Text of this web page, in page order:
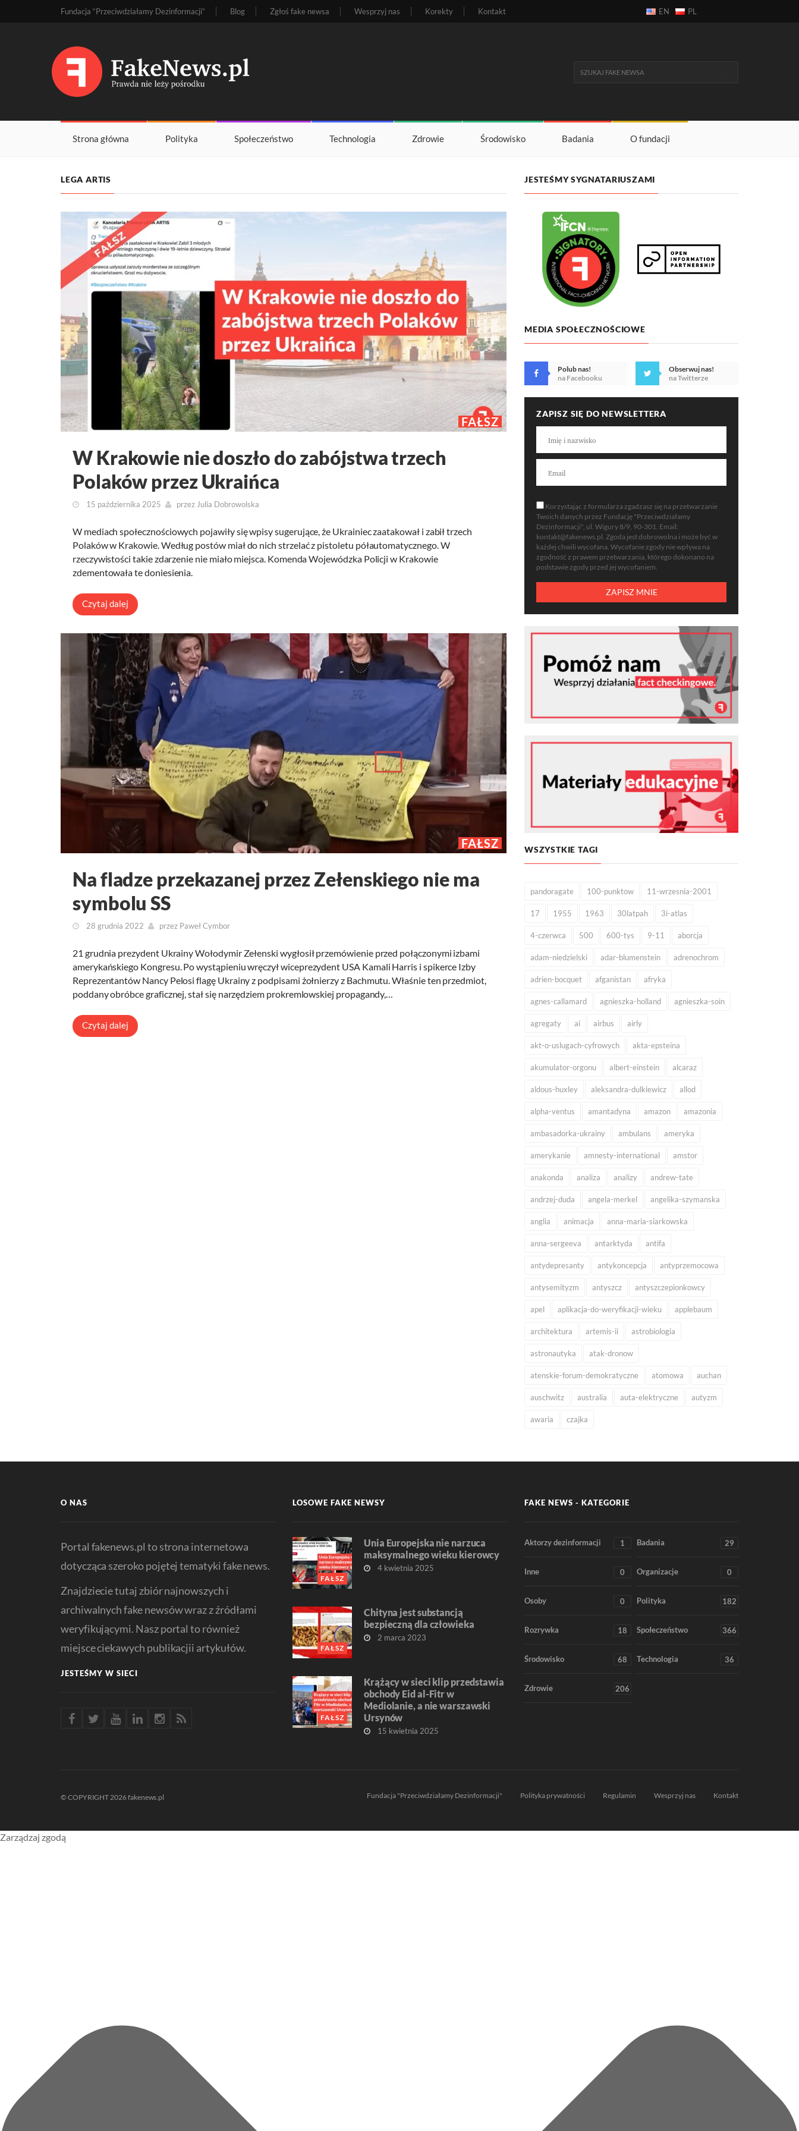
Fundacja “Przeciwdziałamy Dezinformacji” Blog Zgłoś fake newsa Wesprzyj nas Korekty Kontakt EN PL
Strona główna Polityka Społeczeństwo Technologia Zdrowie Środowisko Badania O fundacji
LEGA ARTIS
FAŁSZ
W Krakowie nie doszło do zabójstwa trzech
Polaków przez Ukraińca
15 października 2025 przez Julia Dobrowolska
W mediach społecznościowych pojawiły się wpisy sugerujące, że Ukrainiec zaatakował i zabił trzech
Polaków w Krakowie. Według postów miał do nich strzelać z pistoletu półautomatycznego. W
rzeczywistości takie zdarzenie nie miało miejsca. Komenda Wojewódzka Policji w Krakowie
zdementowała te doniesienia.
Czytaj dalej
FAŁSZ
Na fladze przekazanej przez Zełenskiego nie ma
symbolu SS
28 grudnia 2022 przez Paweł Cymbor
21 grudnia prezydent Ukrainy Wołodymir Zełenski wygłosił przemówienie przed połączonymi izbami
amerykańskiego Kongresu. Po wystąpieniu wręczył wiceprezydent USA Kamali Harris i spikerce Izby
Reprezentantów Nancy Pelosi flagę Ukrainy z podpisami żołnierzy z Bachmutu. Właśnie ten przedmiot,
poddany obróbce graficznej, stał się narzędziem prokremlowskiej propagandy,…
Czytaj dalej
JESTEŚMY SYGNATARIUSZAMI
MEDIA SPOŁECZNOŚCIOWE
Polub nas!
na Facebooku
Obserwuj nas!
na Twitterze
ZAPISZ SIĘ DO NEWSLETTERA
Korzystając z formularza zgadzasz się na przetwarzanie
Twoich danych przez Fundację "Przeciwdziałamy
Dezinformacji", ul. Wigury 8/9, 90-301. Email:
kontakt@fakenews.pl. Zgoda jest dobrowolna i może być w
każdej chwili wycofana. Wycofanie zgody nie wpływa na
zgodność z prawem przetwarzania, którego dokonano na
podstawie zgody przed jej wycofaniem.
WSZYSTKIE TAGI
pandoragate 100-punktow 11-wrzesnia-2001
17 1955 1963 30latpah 3i-atlas
4-czerwca 500 600-tys 9-11 aborcja
adam-niedzielski adar-blumenstein adrenochrom
adrien-bocquet afganistan afryka
agnes-callamard agnieszka-holland agnieszka-soin
agregaty ai airbus airly
akt-o-uslugach-cyfrowych akta-epsteina
akumulator-orgonu albert-einstein alcaraz
aldous-huxley aleksandra-dulkiewicz allod
alpha-ventus amantadyna amazon amazonia
ambasadorka-ukrainy ambulans ameryka
amerykanie amnesty-international amstor
anakonda analiza analizy andrew-tate
andrzej-duda angela-merkel angelika-szymanska
anglia animacja anna-maria-siarkowska
anna-sergeeva antarktyda antifa
antydepresanty antykoncepcja antyprzemocowa
antysemityzm antyszcz antyszczepionkowcy
apel aplikacja-do-weryfikacji-wieku applebaum
architektura artemis-ii astrobiologia
astronautyka atak-dronow
atenskie-forum-demokratyczne atomowa auchan
auschwitz australia auta-elektryczne autyzm
awaria czajka
O NAS
Portal fakenews.pl to strona internetowa
dotycząca szeroko pojętej tematyki fake news.
Znajdziecie tutaj zbiór najnowszych i
archiwalnych fake newsów wraz z źródłami
weryfikującymi. Nasz portal to również
miejsce ciekawych publikacjii artykułów.
JESTEŚMY W SIECI
LOSOWE FAKE NEWSY
FAŁSZ
Unia Europejska nie narzuca
maksymalnego wieku kierowcy
4 kwietnia 2025
FAŁSZ
Chityna jest substancją
bezpieczną dla człowieka
2 marca 2023
FAŁSZ
Krążący w sieci klip przedstawia
obchody Eid al-Fitr w
Mediolanie, a nie warszawski
Ursynów
15 kwietnia 2025
FAKE NEWS - KATEGORIE
Aktorzy dezinformacji 1 Badania 29
Inne 0 Organizacje 0
Osoby 0 Polityka 182
Rozrywka 18 Społeczeństwo 366
Środowisko 68 Technologia 36
Zdrowie 206
© COPYRIGHT 2026 fakenews.pl Fundacja "Przeciwdziałamy Dezinformacji" Polityka prywatności Regulamin Wesprzyj nas Kontakt
Zarządzaj zgodą